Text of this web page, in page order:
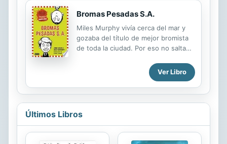
Bromas Pesadas S.A.
Miles Murphy vivía cerca del mar y
gozaba del título de mejor bromista
de toda la ciudad. Por eso no salta
vivir a Valle Bostezo, una pequeña
ciudad famosa solo por una cosa: las
vacas. Pero, aunque lo parezca, eso
oficial, uno muy pero que muy
el trono tendrá que poner todo el
Ver Libro
Últimos Libros